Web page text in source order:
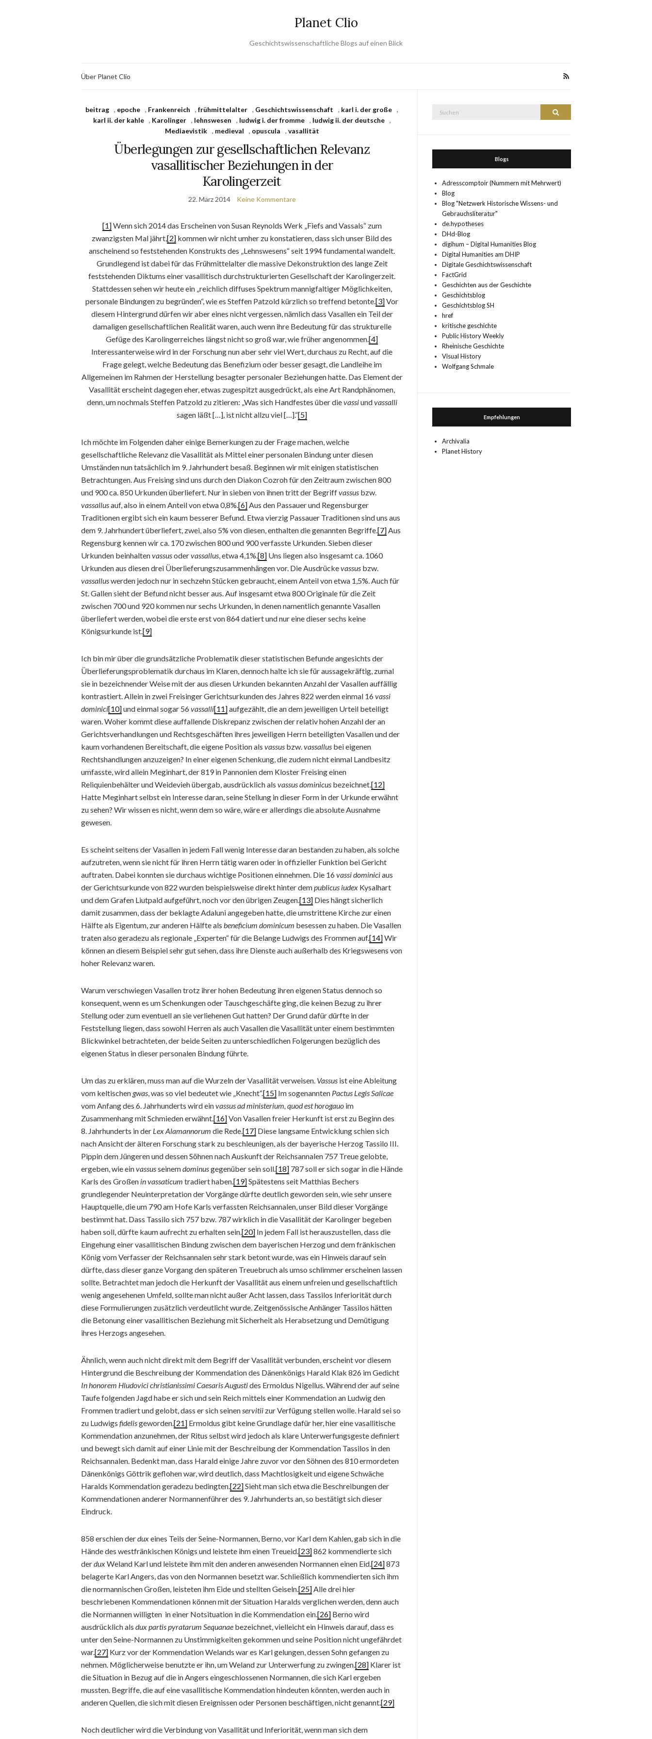
Planet Clio
Geschichtswissenschaftliche Blogs auf einen Blick
Über Planet Clio
beitrag , epoche , Frankenreich ,frühmittelalter , Geschichtswissenschaft , karl i. der große ,
karl ii. der kahle
, Karolinger , lehnswesen , ludwig i. der fromme , ludwig ii. der deutsche
,
Mediaevistik
, medieval , opuscula , vasallität
Überlegungen zur gesellschaftlichen Relevanz
vasallitischer Beziehungen in der
Karolingerzeit
22. März 2014 Keine Kommentare
[1]Wenn sich 2014 das Erscheinen von Susan Reynolds Werk „Fiefs and Vassals“ zum
zwanzigsten Mal jährt,[2] kommen wir nicht umher zu konstatieren, dass sich unser Bild des
anscheinend so feststehenden Konstrukts des „Lehnswesens“ seit 1994 fundamental wandelt.
Grundlegend ist dabei für das Frühmittelalter die massive Dekonstruktion des lange Zeit
feststehenden Diktums einer vasallitisch durchstrukturierten Gesellschaft der Karolingerzeit.
Stattdessen sehen wir heute ein „reichlich diffuses Spektrum mannigfaltiger Möglichkeiten,
personale Bindungen zu begründen“, wie es Steffen Patzold kürzlich so treffend betonte.[3]Vor
diesem Hintergrund dürfen wir aber eines nicht vergessen, nämlich dass Vasallen ein Teil der
damaligen gesellschaftlichen Realität waren, auch wenn ihre Bedeutung für das strukturelle
Gefüge des Karolingerreiches längst nicht so groß war, wie früher angenommen.[4]
Interessanterweise wird in der Forschung nun aber sehr viel Wert, durchaus zu Recht, auf die
Frage gelegt, welche Bedeutung das Benefizium oder besser gesagt, die Landleihe im
Allgemeinen im Rahmen der Herstellung besagter personaler Beziehungen hatte. Das Element der
Vasallität erscheint dagegen eher, etwas zugespitzt ausgedrückt, als eine Art Randphänomen,
denn, um nochmals Steffen Patzold zu zitieren: „Was sich Handfestes über dievassiundvassalli
sagen läßt […], ist nicht allzu viel […].“[5]
Ich möchte im Folgenden daher einige Bemerkungen zu der Frage machen, welche
gesellschaftliche Relevanz die Vasallität als Mittel einer personalen Bindung unter diesen
Umständen nun tatsächlich im 9. Jahrhundert besaß. Beginnen wir mit einigen statistischen
Betrachtungen. Aus Freising sind uns durch den Diakon Cozroh für den Zeitraum zwischen 800
und 900 ca. 850 Urkunden überliefert. Nur in sieben von ihnen tritt der Begriffvassus bzw.
vassallusauf, also in einem Anteil von etwa 0,8%.[6]Aus den Passauer und Regensburger
Traditionen ergibt sich ein kaum besserer Befund. Etwa vierzig Passauer Traditionen sind uns aus
dem 9. Jahrhundert überliefert, zwei, also 5% von diesen, enthalten die genannten Begriffe.[7]Aus
Regensburg kennen wir ca. 170 zwischen 800 und 900 verfasste Urkunden. Sieben dieser
Urkunden beinhaltenvassusodervassallus, etwa 4,1%.[8] Uns liegen also insgesamt ca. 1060
Urkunden aus diesen drei Überlieferungszusammenhängen vor. Die Ausdrückevassus bzw.
vassalluswerden jedoch nur in sechzehn Stücken gebraucht, einem Anteil von etwa 1,5%. Auch für
St. Gallen sieht der Befund nicht besser aus. Auf insgesamt etwa 800 Originale für die Zeit
zwischen 700 und 920 kommen nur sechs Urkunden, in denen namentlich genannte Vasallen
überliefert werden, wobei die erste erst von 864 datiert und nur eine dieser sechs keine
Königsurkunde ist.[9]
Ich bin mir über die grundsätzliche Problematik dieser statistischen Befunde angesichts der
Überlieferungsproblematik durchaus im Klaren, dennoch halte ich sie für aussagekräftig, zumal
sie in bezeichnender Weise mit der aus diesen Urkunden bekannten Anzahl der Vasallen auffällig
kontrastiert. Allein in zwei Freisinger Gerichtsurkunden des Jahres 822 werden einmal 16vassi
dominici[10]und einmal sogar 56vassalli[11]aufgezählt, die an dem jeweiligen Urteil beteiligt
waren. Woher kommt diese auffallende Diskrepanz zwischen der relativ hohen Anzahl der an
Gerichtsverhandlungen und Rechtsgeschäften ihres jeweiligen Herrn beteiligten Vasallen und der
kaum vorhandenen Bereitschaft, die eigene Position als vassus bzw.vassallus bei eigenen
Rechtshandlungen anzuzeigen? In einer eigenen Schenkung, die zudem nicht einmal Landbesitz
umfasste, wird allein Meginhart, der 819 in Pannonien dem Kloster Freising einen
Reliquienbehälter und Weidevieh übergab, ausdrücklich als vassus dominicus bezeichnet.[12]
Hatte Meginhart selbst ein Interesse daran, seine Stellung in dieser Form in der Urkunde erwähnt
zu sehen? Wir wissen es nicht, wenn dem so wäre, wäre er allerdings die absolute Ausnahme
gewesen.
Es scheint seitens der Vasallen in jedem Fall wenig Interesse daran bestanden zu haben, als solche
aufzutreten, wenn sie nicht für ihren Herrn tätig waren oder in offizieller Funktion bei Gericht
auftraten. Dabei konnten sie durchaus wichtige Positionen einnehmen. Die 16vassi dominiciaus
der Gerichtsurkunde von 822 wurden beispielsweise direkt hinter dempublicus iudex Kysalhart
und dem Grafen Liutpald aufgeführt, noch vor den übrigen Zeugen.[13] Dies hängt sicherlich
damit zusammen, dass der beklagte Adaluni angegeben hatte, die umstrittene Kirche zur einen
Hälfte als Eigentum, zur anderen Hälfte als beneficium dominicum besessen zu haben. Die Vasallen
traten also geradezu als regionale „Experten“ für die Belange Ludwigs des Frommen auf.[14]Wir
können an diesem Beispiel sehr gut sehen, dass ihre Dienste auch außerhalb des Kriegswesens von
hoher Relevanz waren.
Warum verschwiegen Vasallen trotz ihrer hohen Bedeutung ihren eigenen Status dennoch so
konsequent, wenn es um Schenkungen oder Tauschgeschäfte ging, die keinen Bezug zu ihrer
Stellung oder zum eventuell an sie verliehenen Gut hatten? Der Grund dafür dürfte in der
Feststellung liegen, dass sowohl Herren als auch Vasallen die Vasallität unter einem bestimmten
Blickwinkel betrachteten, der beide Seiten zu unterschiedlichen Folgerungen bezüglich des
eigenen Status in dieser personalen Bindung führte.
Um das zu erklären, muss man auf die Wurzeln der Vasallität verweisen. Vassus ist eine Ableitung
vom keltischen gwas, was so viel bedeutet wie „Knecht“.[15] Im sogenannten Pactus Legis Salicae
vom Anfang des 6. Jahrhunderts wird einvassus ad ministerium, quod est horogauo im
Zusammenhang mit Schmieden erwähnt.[16]Von Vasallen freier Herkunft ist erst zu Beginn des
8. Jahrhunderts in der Lex Alamannorum die Rede.[17] Diese langsame Entwicklung schien sich
nach Ansicht der älteren Forschung stark zu beschleunigen, als der bayerische Herzog Tassilo III.
Pippin dem Jüngeren und dessen Söhnen nach Auskunft der Reichsannalen 757 Treue gelobte,
ergeben, wie einvassusseinemdominusgegenüber sein soll.[18] 787 soll er sich sogar in die Hände
Karls des Großen in vassaticum tradiert haben.[19]Spätestens seit Matthias Bechers
grundlegender Neuinterpretation der Vorgänge dürfte deutlich geworden sein, wie sehr unsere
Hauptquelle, die um 790 am Hofe Karls verfassten Reichsannalen, unser Bild dieser Vorgänge
bestimmt hat. Dass Tassilo sich 757 bzw. 787 wirklich in die Vasallität der Karolinger begeben
haben soll, dürfte kaum aufrecht zu erhalten sein.[20] In jedem Fall ist herauszustellen, dass die
Eingehung einer vasallitischen Bindung zwischen dem bayerischen Herzog und dem fränkischen
König vom Verfasser der Reichsannalen sehr stark betont wurde, was ein Hinweis darauf sein
dürfte, dass dieser ganze Vorgang den späteren Treuebruch als umso schlimmer erscheinen lassen
sollte. Betrachtet man jedoch die Herkunft der Vasallität aus einem unfreien und gesellschaftlich
wenig angesehenen Umfeld, sollte man nicht außer Acht lassen, dass Tassilos Inferiorität durch
diese Formulierungen zusätzlich verdeutlicht wurde. Zeitgenössische Anhänger Tassilos hätten
die Betonung einer vasallitischen Beziehung mit Sicherheit als Herabsetzung und Demütigung
ihres Herzogs angesehen.
Ähnlich, wenn auch nicht direkt mit dem Begriff der Vasallität verbunden, erscheint vor diesem
Hintergrund die Beschreibung der Kommendation des Dänenkönigs Harald Klak 826 im Gedicht
In honorem Hludovici christianissimi Caesaris Augustides Ermoldus Nigellus. Während der auf seine
Taufe folgenden Jagd habe er sich und sein Reich mittels einer Kommendation an Ludwig den
Frommen tradiert und gelobt, dass er sich seinenservitii zur Verfügung stellen wolle. Harald sei so
zu Ludwigs fidelisgeworden.[21] Ermoldus gibt keine Grundlage dafür her, hier eine vasallitische
Kommendation anzunehmen, der Ritus selbst wird jedoch als klare Unterwerfungsgeste definiert
und bewegt sich damit auf einer Linie mit der Beschreibung der Kommendation Tassilos in den
Reichsannalen. Bedenkt man, dass Harald einige Jahre zuvor vor den Söhnen des 810 ermordeten
Dänenkönigs Göttrik geflohen war, wird deutlich, dass Machtlosigkeit und eigene Schwäche
Haralds Kommendation geradezu bedingten.[22]Sieht man sich etwa die Beschreibungen der
Kommendationen anderer Normannenführer des 9. Jahrhunderts an, so bestätigt sich dieser
Eindruck.
858 erschien derduxeines Teils der Seine-Normannen, Berno, vor Karl dem Kahlen, gab sich in die
Hände des westfränkischen Königs und leistete ihm einen Treueid.[23]862 kommendierte sich
derduxWeland Karl und leistete ihm mit den anderen anwesenden Normannen einen Eid.[24]873
belagerte Karl Angers, das von den Normannen besetzt war. Schließlich kommendierten sich ihm
die normannischen Großen, leisteten ihm Eide und stellten Geiseln.[25]Alle drei hier
beschriebenen Kommendationen können mit der Situation Haralds verglichen werden, denn auch
die Normannen willigten in einer Notsituation in die Kommendation ein.[26] Berno wird
ausdrücklich als dux partis pyratarum Sequanae bezeichnet, vielleicht ein Hinweis darauf, dass es
unter den Seine-Normannen zu Unstimmigkeiten gekommen und seine Position nicht ungefährdet
war.[27] Kurz vor der Kommendation Welands war es Karl gelungen, dessen Sohn gefangen zu
nehmen. Möglicherweise benutzte er ihn, um Weland zur Unterwerfung zu zwingen.[28] Klarer ist
die Situation in Bezug auf die in Angers eingeschlossenen Normannen, die sich Karl ergeben
mussten. Begriffe, die auf eine vasallitische Kommendation hindeuten könnten, werden auch in
anderen Quellen, die sich mit diesen Ereignissen oder Personen beschäftigen, nicht genannt.[29]
Noch deutlicher wird die Verbindung von Vasallität und Inferiorität, wenn man sich dem
Suchen
Blogs
Adresscomptoir (Nummern mit Mehrwert)
Blog
Blog "Netzwerk Historische Wissens- und
Gebrauchsliteratur"
de.hypotheses
DHd-Blog
digihum – Digital Humanities Blog
Digital Humanities am DHIP
Digitale Geschichtswissenschaft
FactGrid
Geschichten aus der Geschichte
Geschichtsblog
Geschichtsblog SH
href
kritische geschichte
Public History Weekly
Rheinische Geschichte
Visual History
Wolfgang Schmale
Empfehlungen
Archivalia
Planet History